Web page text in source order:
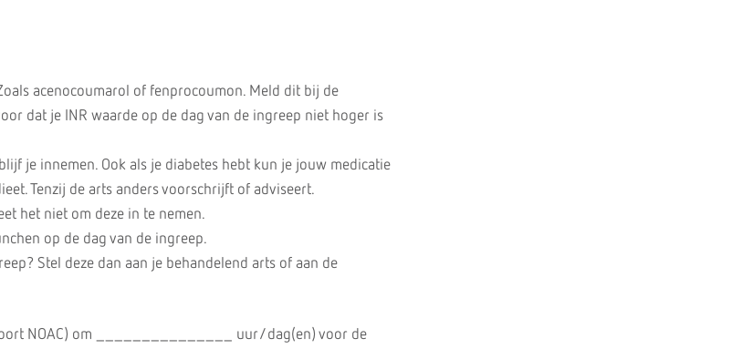
acenocoumarol of fenprocoumon. Meld dit bij de
dat je INR waarde op de dag van de ingreep niet hoger is
je innemen. Ook als je diabetes hebt kun je jouw medicatie
Tenzij de arts anders voorschrijft of adviseert.
het niet om deze in te nemen.
op de dag van de ingreep.
Stel deze dan aan je behandelend arts of aan de
NOAC) om _______________ uur/dag(en) voor de